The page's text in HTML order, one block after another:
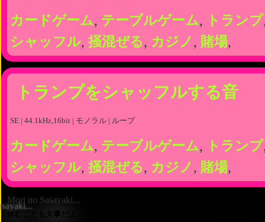
カードゲーム, テーブルゲーム, トランプ
シャッフル, 掻混ぜる, カジノ , 賭場,
トランプをシャッフルする音
SE | 44.1kHz,16bit | モノラル | ループ
カードゲーム, テーブルゲーム, トランプ
シャッフル, 掻混ぜる, カジノ , 賭場,
Mori no Sasayaki...
休むことも大事だよ